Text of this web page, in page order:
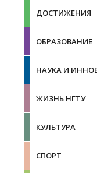
ДОСТИЖЕНИЯ
ОБРАЗОВАНИЕ
НАУКА И
ЖИЗНЬ НГТУ
КУЛЬТУРА
СПОРТ